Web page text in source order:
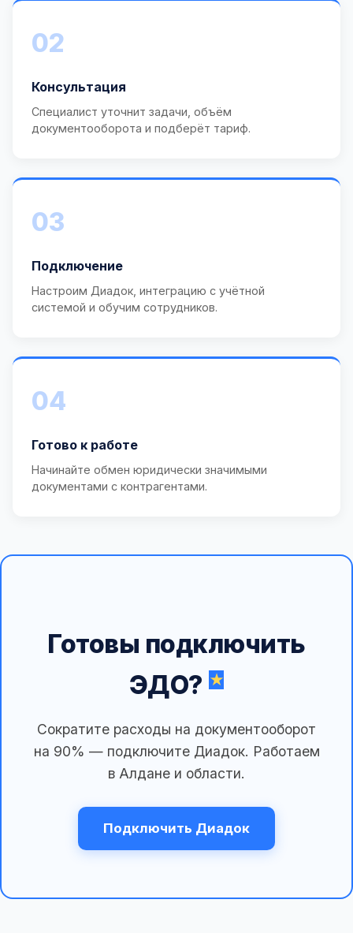
02
Консультация
Специалист уточнит задачи, объём
документооборота и подберёт тариф.
03
Подключение
Настроим Диадок, интеграцию с учётной
системой и обучим сотрудников.
04
Готово к работе
Начинайте обмен юридически значимыми
документами с контрагентами.
Готовы подключить
ЭДО?
Сократите расходы на документооборот
на 90% — подключите Диадок. Работаем
в Алдане и области.
Подключить Диадок